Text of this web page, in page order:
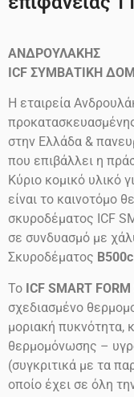
ΑΝΔΡΟΥΛΑΚΗΣ
ICF ΣΥΜΒΑΤΙΚΗ
Η εταιρεία
στην Ελλάδα &
που επιβάλλει η
Κύριο κομικό υλικό
είναι το καινοτόμο
σκυροδέματος ICF
σε συνδυασμό με
Σκυροδέματος B500c
Το ICF SMART
σχεδιασμένο
μοριακή πυκνότητα,
θερμομόνωσης –
(συγκριτικά με τα
οποίο έχει σε όλη